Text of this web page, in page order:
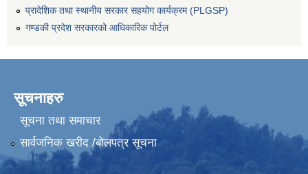
प्रादेशिक तथा स्थानीय सरकार सहयोग कार्यक्रम (PLGSP)
गण्डकी प्रदेश सरकारको आधिकारिक पोर्टल
सूचनाहरु
सूचना तथा समाचार
सार्वजनिक खरीद /बोलपत्र सूचना